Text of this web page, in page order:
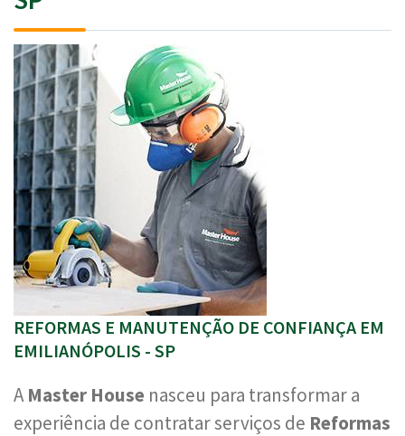
REFORMAS E MANUTENÇÃO DE CONFIANÇA EM
EMILIANÓPOLIS - SP
AMaster House nasceu para transformar a
experiência de contratar serviços de Reformas